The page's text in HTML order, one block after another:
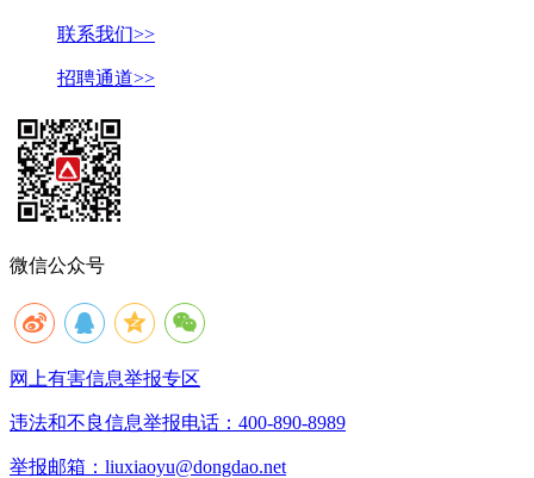
联系我们>>
招聘通道>>
微信公众号
网上有害信息举报专区
违法和不良信息举报电话：400-890-8989
举报邮箱：liuxiaoyu@dongdao.net